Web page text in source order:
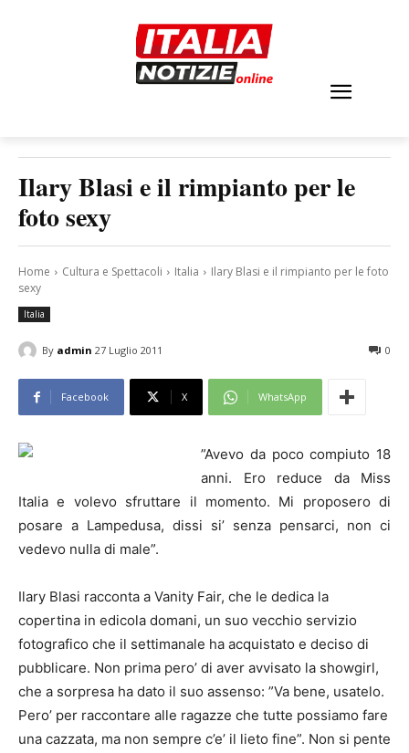
Ilary Blasi e il rimpianto per le
foto sexy
Home Cultura e Spettacoli Italia
Ilary Blasi e il rimpianto per le foto
sexy
Italia
By admin 27 Luglio 2011 0
Facebook X WhatsApp
”Avevo da poco compiuto 18
anni. Ero reduce da Miss
Italia e volevo sfruttare il momento. Mi proposero di
posare a Lampedusa, dissi si’ senza pensarci, non ci
vedevo nulla di male”.
Ilary Blasi racconta a Vanity Fair, che le dedica la
copertina in edicola domani, un suo vecchio servizio
fotografico che il settimanale ha acquistato e deciso di
pubblicare. Non prima pero’ di aver avvisato la showgirl,
che a sorpresa ha dato il suo assenso: ”Va bene, usatelo.
Pero’ per raccontare alle ragazze che tutte possiamo fare
una cazzata, ma non sempre c’e’ il lieto fine”. Non si pente